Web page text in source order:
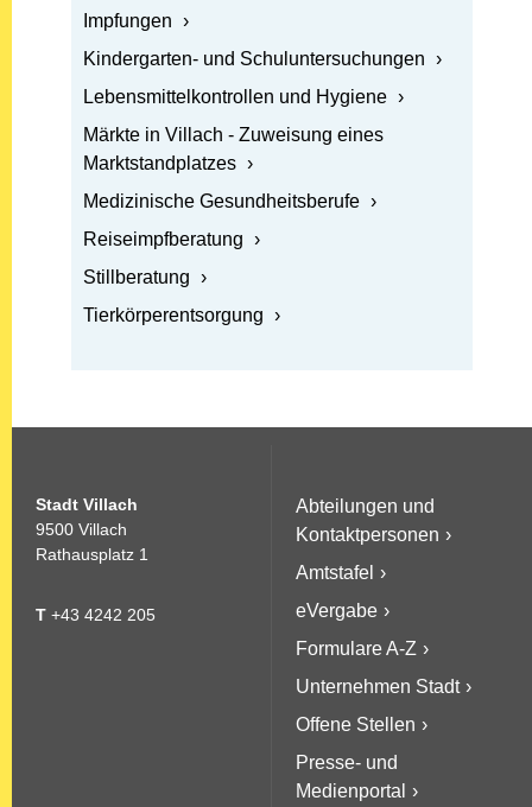
Öffnen: Impfungen
Impfungen
Öffnen: Kindergarten- und Schuluntersuchungen
Kindergarten- und Schuluntersuchungen
Öffnen: Lebensmittelkontrollen und Hygiene
Lebensmittelkontrollen und Hygiene
Öffnen: Märkte in Villach - Zuweisung eines
Märkte in Villach - Zuweisung eines
Marktstandplatzes
Öffnen: Medizinische Gesundheitsberufe
Medizinische Gesundheitsberufe
Öffnen: Reiseimpfberatung
Reiseimpfberatung
Öffnen: Stillberatung
Stillberatung
Öffnen: Tierkörperentsorgung
Tierkörperentsorgung
Stadt Villach
9500 Villach
Rathausplatz 1
T +43 4242 205
Abteilungen und
Kontaktpersonen
Amtstafel
eVergabe
Formulare A-Z
Unternehmen Stadt
Offene Stellen
Presse- und
Medienportal